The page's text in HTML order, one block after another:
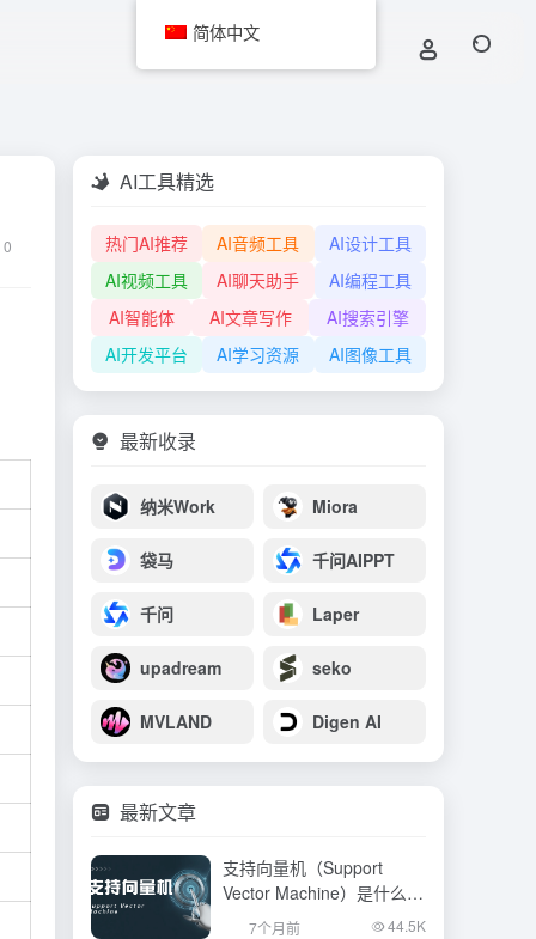
0
AI工具精选
热门AI推荐 AI音频工具
AI设计工具
AI视频工具
AI聊天助手
AI编程工具
AI智能体
AI文章写作
AI搜索引擎
AI开发平台
AI学习资源 AI图像工具
最新收录
纳米Work Miora
袋马 千问AIPPT
千问 Laper
upadream seko
MVLAND Digen AI
最新文章
支持向量机（Support
Vector Machine）是什么，
一文看懂
7个月前 44.5K
简体中文